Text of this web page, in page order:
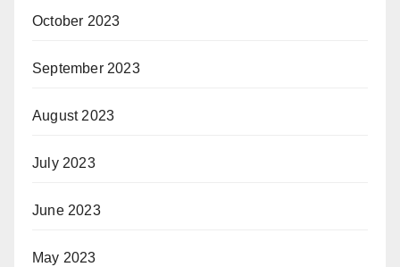
October 2023
September 2023
August 2023
July 2023
June 2023
May 2023